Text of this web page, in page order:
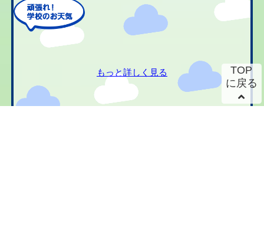
もっと詳しく見る
TOP
に戻る